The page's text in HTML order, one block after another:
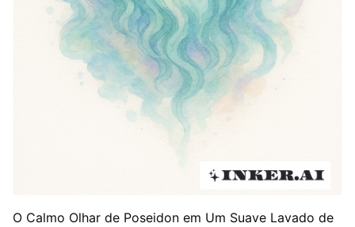
O Calmo Olhar de Poseidon em Um Suave Lavado de